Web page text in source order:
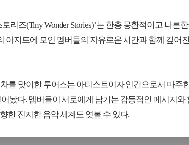
리즈(Tiny Wonder Stories)’는 한층 몽환적이고 나른
아지트에 모인 멤버들의 자유로운 시간과 함께 깊어
를 맞이한 투어스는 아티스트이자 인간으로서 마주
놨다. 멤버들이 서로에게 남기는 감동적인 메시지와
한 진지한 음악 세계도 엿볼 수 있다.